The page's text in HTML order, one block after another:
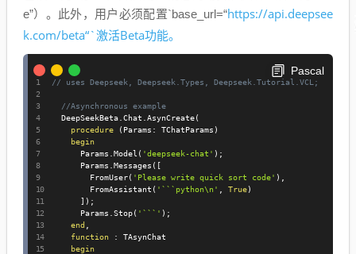
e”）。此外，用户必须配置`base_url=“https://api.deepsee
k.com/beta“`激活Beta功能。
Pascal
// uses Deepseek, Deepseek.Types, Deepseek.Tutorial.VCL;
//Asynchronous example
  DeepSeekBeta
Chat AsynCreate(
procedure
( Params : TChatParams )
begin
      Params
Model ( 'deepseek-chat' ) ;
      Params
Messages ( [
        FromUser
( 'Please write quick sort code' )
        FromAssistant
( '```python\n' True)
] ) ;
      Params
Stop( '```' ) ;
end
function
:
TAsynChat
begin